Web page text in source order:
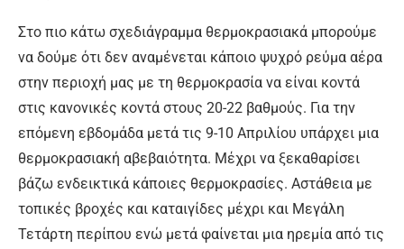
Στο πιο κάτω σχεδιάγραμμα θερμοκρασιακά μπορούμε
να δούμε ότι δεν αναμένεται κάποιο ψυχρό ρεύμα αέρα
στην περιοχή μας με τη θερμοκρασία να είναι κοντά
στις κανονικές κοντά στους 20-22 βαθμούς. Για την
επόμενη εβδομάδα μετά τις 9-10 Απριλίου υπάρχει μια
θερμοκρασιακή αβεβαιότητα. Μέχρι να ξεκαθαρίσει
βάζω ενδεικτικά κάποιες θερμοκρασίες. Αστάθεια με
τοπικές βροχές και καταιγίδες μέχρι και Μεγάλη
Τετάρτη περίπου ενώ μετά φαίνεται μια ηρεμία από τις